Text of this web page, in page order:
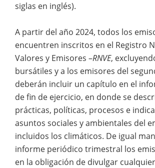
siglas en inglés).
A partir del año 2024, todos los
encuentren inscritos en el Registro
Valores y Emisores –RNVE,
bursátiles y a los emisores del
deberán incluir un capítulo en el
de fin de ejercicio, en donde se
prácticas, políticas, procesos e
asuntos sociales y ambientales del
incluidos los climáticos. De igual
informe periódico trimestral los
en la obligación de divulgar